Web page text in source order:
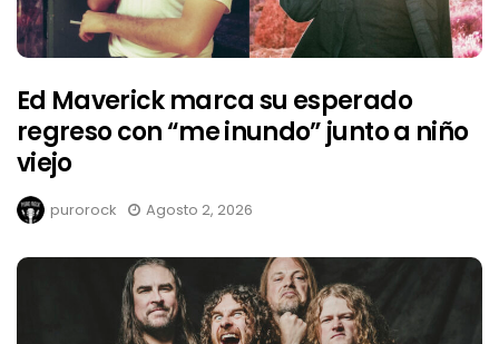
Ed Maverick marca su esperado
regreso con “me inundo” junto a niño
viejo
purorock Agosto 2, 2026